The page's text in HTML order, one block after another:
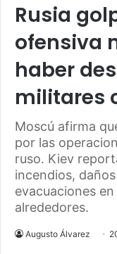
Rusia
ofensiva
haber
militares
Moscú afirma
por las
ruso. Kiev
incendios,
evacuaciones
alrededores.
Augusto Álvarez